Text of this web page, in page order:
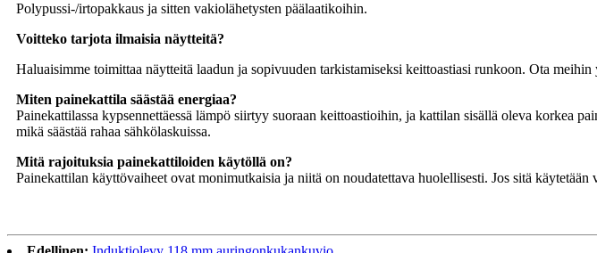
Polypussi-/irtopakkaus ja sitten vakiolähetysten päälaatikoihin.
Voitteko tarjota ilmaisia ​​näytteitä?
Haluaisimme toimittaa näytteitä laadun ja sopivuuden tarkistamiseksi keittoastiasi runkoon. Ota meihin
Miten painekattila säästää energiaa?
Painekattilassa kypsennettäessä lämpö siirtyy suoraan keittoastioihin, ja kattilan sisällä oleva korkea
mikä säästää rahaa sähkölaskuissa.
Mitä rajoituksia painekattiloiden käytöllä on?
Painekattilan käyttövaiheet ovat monimutkaisia ​​ja niitä on noudatettava huolellisesti. Jos sitä käytetään